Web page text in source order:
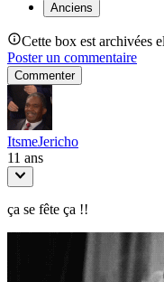
Anciens
Cette box est archivées
Poster un commentaire
Commenter
ItsmeJericho
11 ans
ça se fête ça !!